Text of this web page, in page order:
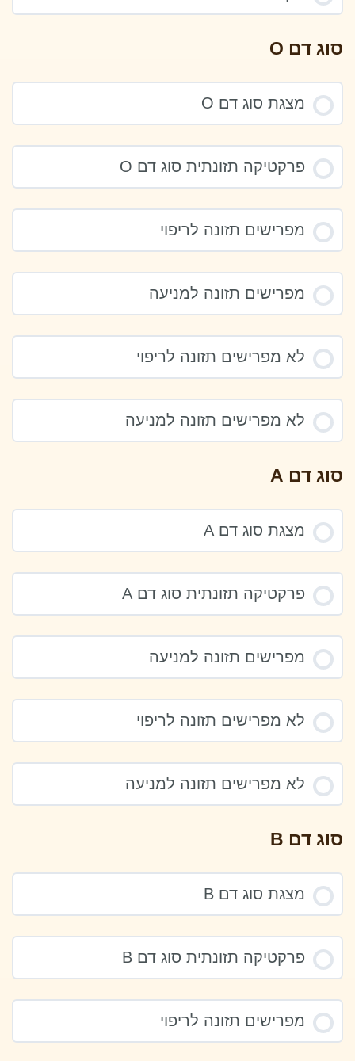
סוג דם O
מצגת סוג דם O
פרקטיקה תזונתית סוג דם O
מפרישים תזונה לריפוי
מפרישים תזונה למניעה
לא מפרישים תזונה לריפוי
לא מפרישים תזונה למניעה
סוג דם A
מצגת סוג דם A
פרקטיקה תזונתית סוג דם A
מפרישים תזונה למניעה
לא מפרישים תזונה לריפוי
לא מפרישים תזונה למניעה
סוג דם B
מצגת סוג דם B
פרקטיקה תזונתית סוג דם B
מפרישים תזונה לריפוי